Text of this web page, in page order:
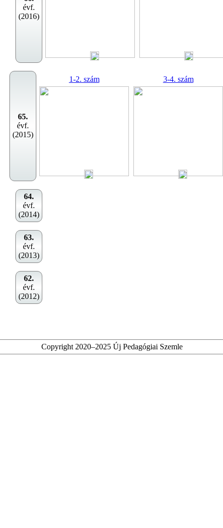
évf.
(2016)
65.
évf.
(2015)
1-2. szám 3-4. szám
64.
évf.
(2014)
63.
évf.
(2013)
62.
évf.
(2012)
Copyright 2020–2025 Új Pedagógiai Szemle